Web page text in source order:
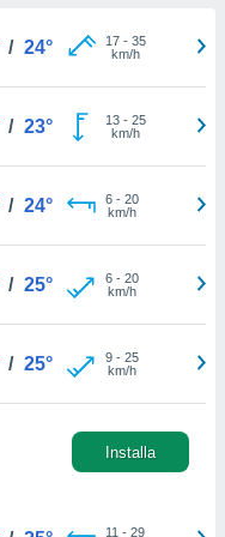
/ 24° 17- 35
km/h
/ 23° 13- 25
km/h
/ 24° 6- 20
km/h
/ 25° 6- 20
km/h
/ 25° 9- 25
km/h
Installa
11 - 29